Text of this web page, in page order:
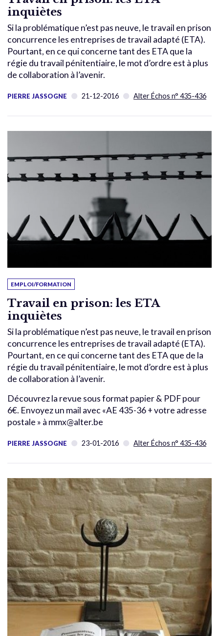
inquiètes
Si la problématique n’est pas neuve, le travail en prison
concurrence les entreprises de travail adapté (ETA).
Pourtant, en ce qui concerne tant des ETA que la
régie du travail pénitentiaire, le mot d’ordre est à plus
de collaboration à l’avenir.
PIERRE JASSOGNE 21-12-2016 Alter Échos n° 435-436
EMPLOI/FORMATION
Travail en prison: les ETA
inquiètes
Si la problématique n’est pas neuve, le travail en prison
concurrence les entreprises de travail adapté (ETA).
Pourtant, en ce qui concerne tant des ETA que de la
régie du travail pénitentiaire, le mot d’ordre est à plus
de collaboration à l’avenir.
Découvrez la revue sous format papier & PDF pour
6€. Envoyez un mail avec «AE 435-36 + votre adresse
postale » à mmx@alter.be
PIERRE JASSOGNE 23-01-2016 Alter Échos n° 435-436